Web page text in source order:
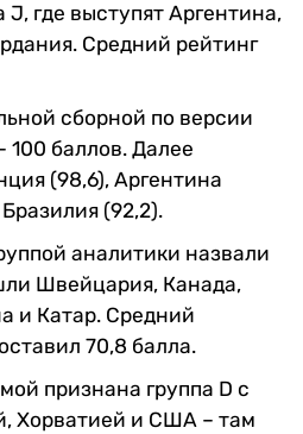
J, где выступят Аргентина,
Средний рейтинг
сборной по версии
100 баллов. Далее
(98,6), Аргентина
(92,2).
аналитики назвали
Швейцария, Канада,
и Катар. Средний
70,8 балла.
признана группа D с
Хорватией и США – там